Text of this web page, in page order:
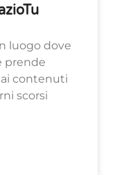
luogo dove
prende
ai contenuti
scorsi